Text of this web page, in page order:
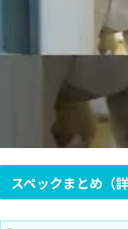
スペックまとめ（詳